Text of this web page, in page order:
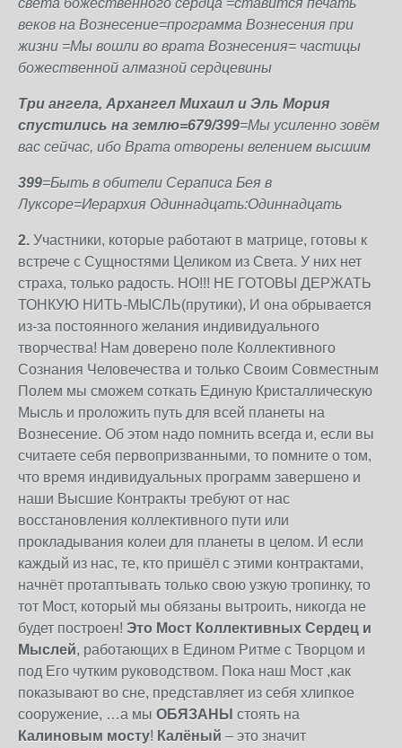
света божественного сердца =ставится печать
веков на Вознесение=программа Вознесения при
жизни =Мы вошли во врата Вознесения= частицы
божественной алмазной сердцевины
Три ангела, Архангел Михаил и Эль Мория
спустились на землю=679/399=Мы усиленно зовём
вас сейчас, ибо Врата отворены велением высшим
399=Быть в обители Сераписа Бея в
Луксоре=Иерархия Одиннадцать:Одиннадцать
2. Участники, которые работают в матрице, готовы к
встрече с Сущностями Целиком из Света. У них нет
страха, только радость. НО!!! НЕ ГОТОВЫ ДЕРЖАТЬ
ТОНКУЮ НИТЬ-МЫСЛЬ(прутики), И она обрывается
из-за постоянного желания индивидуального
творчества! Нам доверено поле Коллективного
Сознания Человечества и только Своим Совместным
Полем мы сможем соткать Единую Кристаллическую
Мысль и проложить путь для всей планеты на
Вознесение. Об этом надо помнить всегда и, если вы
считаете себя первопризванными, то помните о том,
что время индивидуальных программ завершено и
наши Высшие Контракты требуют от нас
восстановления коллективного пути или
прокладывания колеи для планеты в целом. И если
каждый из нас, те, кто пришёл с этими контрактами,
начнёт протаптывать только свою узкую тропинку, то
тот Мост, который мы обязаны вытроить, никогда не
будет построен! Это Мост Коллективных Сердец и
Мыслей, работающих в Едином Ритме с Творцом и
под Его чутким руководством. Пока наш Мост ,как
показывают во сне, представляет из себя хлипкое
сооружение, …а мы ОБЯЗАНЫ стоять на
Калиновым мосту! Калёный – это значит